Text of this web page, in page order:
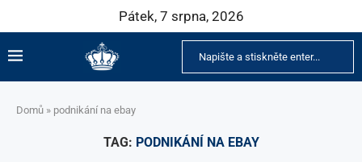
Pátek, 7 srpna, 2026
Domů » podnikání na ebay
TAG: PODNIKÁNÍ NA EBAY